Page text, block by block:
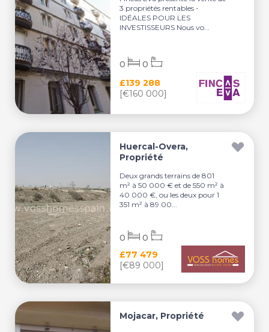
3 propriétés rentables -
IDÉALES POUR LES
INVESTISSEURS Nous vo...
£139 288
[€160 000]
0 0
Huercal-Overa,
Propriété
Deux grands terrains de 801
m² à 50 000 € et de 550 m² à
40 000 €, ou les deux pour 1
351 m² à 89 00...
£77 479
[€89 000]
0 0
Mojacar, Propriété